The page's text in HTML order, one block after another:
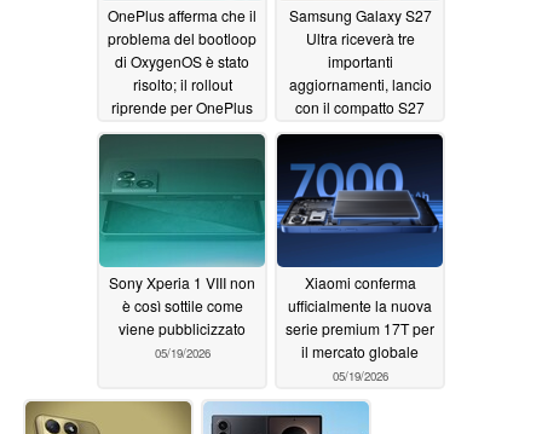
OnePlus afferma che il
problema del bootloop
di OxygenOS è stato
risolto; il rollout
riprende per OnePlus
15, serie 13 e Nord
Samsung Galaxy S27
Ultra riceverà tre
importanti
aggiornamenti, lancio
con il compatto S27
Pro05/19/2026
Sony Xperia 1 VIII non
è così sottile come
viene pubblicizzato
05/19/2026
Xiaomi conferma
ufficialmente la nuova
serie premium 17T per
il mercato globale
05/19/2026